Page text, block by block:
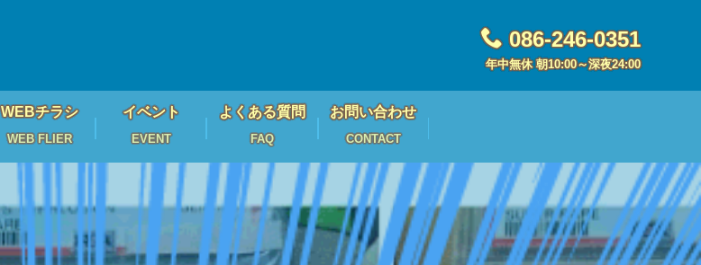
086-246-0351
年中無休 朝10:00～深夜24:00
WEBチラシ
WEB FLIER
イベント
EVENT
よくある質問
FAQ
お問い合わせ
CONTACT